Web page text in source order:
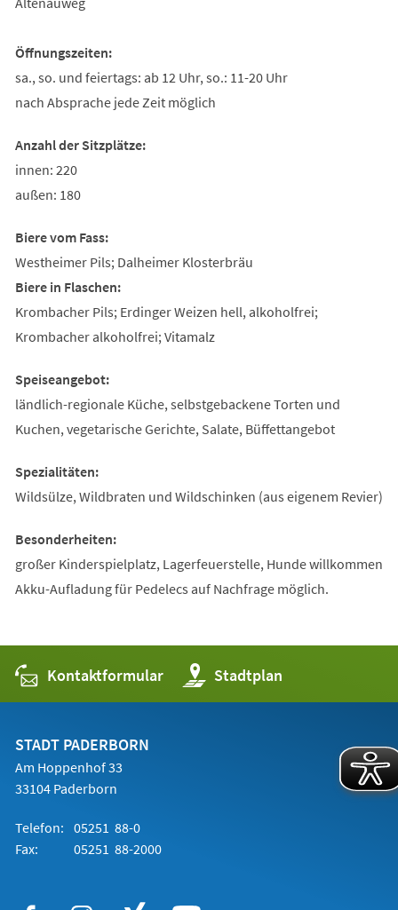
Tab)
Öffnungszeiten:
sa., so. und feiertags: ab 12 Uhr, so.: 11-20 Uhr
nach Absprache jede Zeit möglich
Anzahl der Sitzplätze:
innen: 220
außen: 180
Biere vom Fass:
Westheimer Pils; Dalheimer Klosterbräu
Biere in Flaschen:
Krombacher Pils; Erdinger Weizen hell, alkoholfrei;
Krombacher alkoholfrei; Vitamalz
Speiseangebot:
ländlich-regionale Küche, selbstgebackene Torten und
Kuchen, vegetarische Gerichte, Salate, Büffettangebot
Spezialitäten:
Wildsülze, Wildbraten und Wildschinken (aus eigenem Revier)
Besonderheiten:
großer Kinderspielplatz, Lagerfeuerstelle, Hunde willkommen
Akku-Aufladung für Pedelecs auf Nachfrage möglich.
Kontaktformular Stadtplan
(Öffnet
in
einem
STADT PADERBORN
Am Hoppenhof 33
33104 Paderborn
Telefon: 05251 88-0
Fax:
05251 88-2000